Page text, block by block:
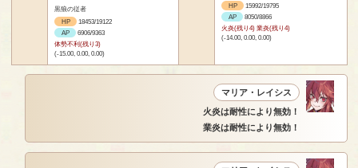
黒狼の従者
HP
18453/19122
AP
6906/9363
体勢不利(残り3)
(-15.00, 0.00, 0.00)
HP
15992/19795
AP
8050/8866
火炎(残り4) 業炎(残り4)
(-14.00, 0.00, 0.00)
マリア・レイシス
火炎は耐性により無効！
業炎は耐性により無効！